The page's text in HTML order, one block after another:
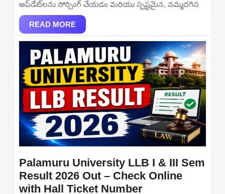
అప్‌డేట్‌లను సోర్సింగ్ చేయడం మరియు స్పష్టమైన, నమ్మదగిన
READ MOREREAD
MORE
Palamuru University LLB I & III Sem
Result 2026 Out – Check Online
with Hall Ticket NumberPalamuru